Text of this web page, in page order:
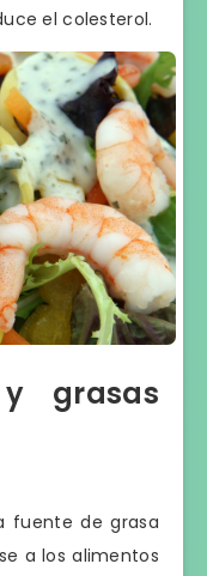
el colesterol.
grasas
fuente de grasa
a los alimentos